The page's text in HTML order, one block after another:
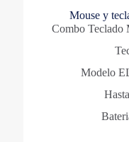
Mouse y
Combo Teclado
Modelo